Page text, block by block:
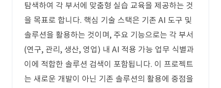
탐색하여 각 부서에 맞춤형 실습 교육을 제공하는 것
을 목표로 합니다. 핵심 기술 스택은 기존 AI 도구 및
솔루션을 활용하는 것이며, 주요 기능으로는 각 부서
(연구, 관리, 생산, 영업) 내 AI 적용 가능 업무 식별과
이에 적합한 솔루션 검색이 포함됩니다. 이 프로젝트
는 새로운 개발이 아닌 기존 솔루션의 활용에 중점을